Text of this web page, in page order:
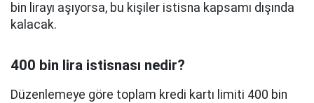
bin lirayı aşıyorsa, bu kişiler istisna kapsamı dışında
kalacak.
400 bin lira istisnası nedir?
Düzenlemeye göre toplam kredi kartı limiti 400 bin